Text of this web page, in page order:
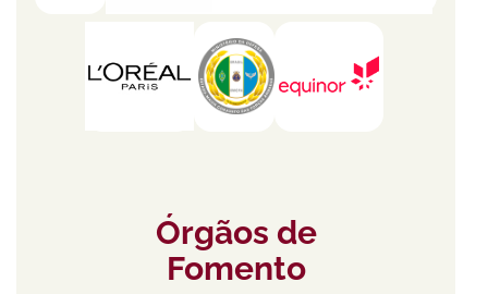
Órgãos de
Fomento